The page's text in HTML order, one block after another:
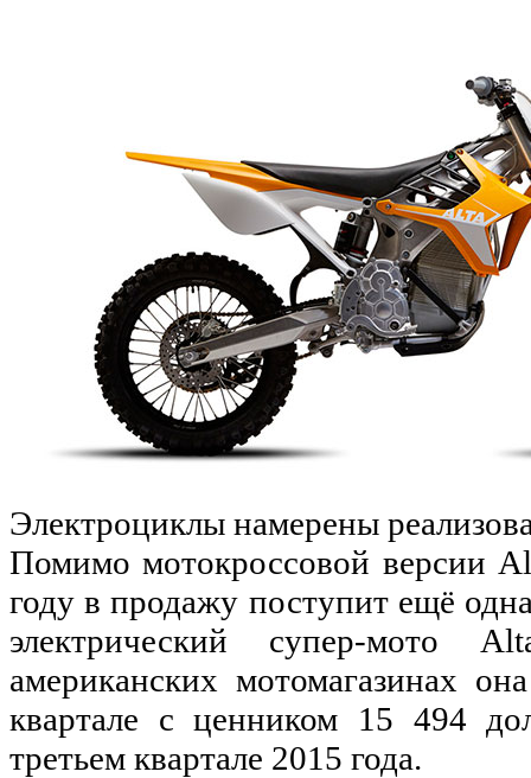
Электроциклы намерены
Помимо мотокроссовой версии
году в продажу поступит ещё
электрический супер-мото
американских мотомагазинах
квартале с ценником 15 494
третьем квартале 2015 года.